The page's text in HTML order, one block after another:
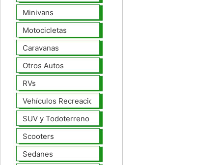
Minivans
Motocicletas
Caravanas
Otros Autos
RVs
Vehículos Recreacionales
SUV y Todoterreno
Scooters
Sedanes